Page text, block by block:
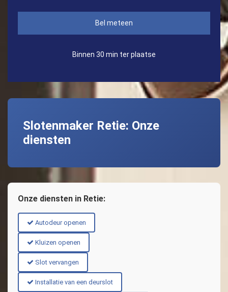
Bel meteen
Binnen 30 min ter plaatse
Slotenmaker Retie: Onze
diensten
Onze diensten in Retie:
Autodeur openen
Kluizen openen
Slot vervangen
Installatie van een deurslot